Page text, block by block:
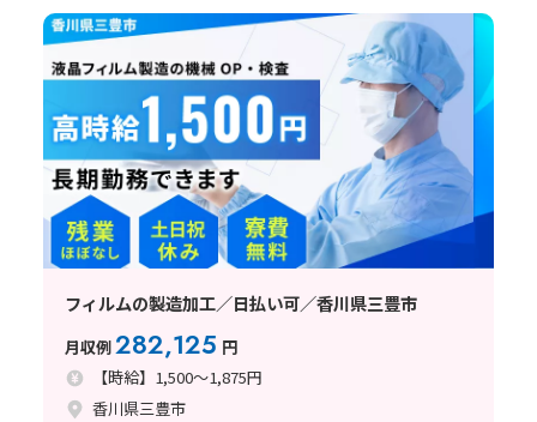
フィルムの製造加工／日払い可／香川県三豊市
月収例282,125 円
【時給】1,500～1,875円
香川県三豊市